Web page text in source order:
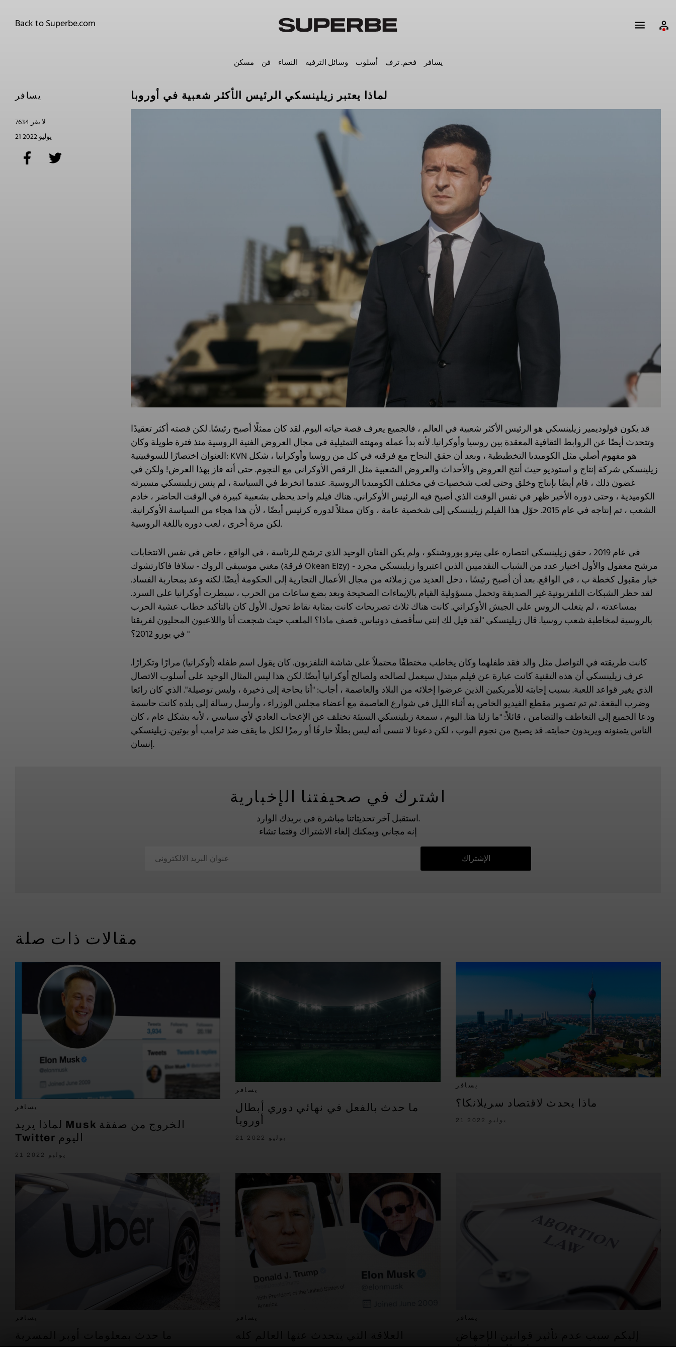
Back to Superbe.com
مسكن فن النساء وسائل الترفيه أسلوب فخم. ترف يسافر
لماذا يعتبر زيلينسكي الرئيس الأكثر شعبية في أوروبا
قد يكون فولوديمير زيلينسكي هو الرئيس الأكثر شعبية في العالم ، فالجميع يعرف قصة حياته اليوم. لقد كان ممثلًا أصبح رئيسًا. لكن قصته أكثر تعقيدًا
وتتحدث أيضًا عن الروابط الثقافية المعقدة بين روسيا وأوكرانيا. لأنه بدأ عمله ومهنته التمثيلية في مجال العروض الفنية الروسية منذ فترة طويلة وكان
العنوان اختصارًا للسوفييتية: KVN هو مفهوم أصلي مثل الكوميديا التخطيطية ، وبعد أن حقق النجاح مع فرقته في كل من روسيا وأوكرانيا ، شكل
زيلينسكي شركة إنتاج و استوديو حيث أنتج العروض والأحداث والعروض الشعبية مثل الرقص الأوكراني مع النجوم. حتى أنه فاز بهذا العرض! ولكن في
غضون ذلك ، قام أيضًا بإنتاج وخلق وحتى لعب شخصيات في مختلف الكوميديا الروسية. عندما انخرط في السياسة ، لم ينس زيلينسكي مسيرته
الكوميدية ، وحتى دوره الأخير ظهر في نفس الوقت الذي أصبح فيه الرئيس الأوكراني. هناك فيلم واحد يحظى بشعبية كبيرة في الوقت الحاضر ، خادم
الشعب ، تم إنتاجه في عام 2015. حوّل هذا الفيلم زيلينسكي إلى شخصية عامة ، وكان ممثلاً لدوره كرئيس أيضًا ، لأن هذا هجاء من السياسة الأوكرانية.
لكن مرة أخرى ، لعب دوره باللغة الروسية.
في عام 2019 ، حقق زيلينسكي انتصاره على بيترو بوروشنكو ، ولم يكن الفنان الوحيد الذي ترشح للرئاسة ، في الواقع ، خاض في نفس الانتخابات
مغني موسيقى الروك - سلافا فاكارتشوك (فرقة Okean Elzy) - مرشح معقول والأول اختيار عدد من الشباب التقدميين الذين اعتبروا زيلينسكي مجرد
خيار مقبول كخطة ب ، في الواقع. بعد أن أصبح رئيسًا ، دخل العديد من زملائه من مجال الأعمال التجارية إلى الحكومة أيضًا. لكنه وعد بمحاربة الفساد.
لقد حظر الشبكات التلفزيونية غير الصديقة وتحمل مسؤولية القيام بالإيماءات الصحيحة وبعد بضع ساعات من الحرب ، سيطرت أوكرانيا على السرد.
بمساعدته ، لم يتغلب الروس على الجيش الأوكراني. كانت هناك ثلاث تصريحات كانت بمثابة نقاط تحول. الأول كان بالتأكيد خطاب عشية الحرب
بالروسية لمخاطبة شعب روسيا. قال زيلينسكي "لقد قيل لك إنني سأقصف دونباس. قصف ماذا؟ الملعب حيث شجعت أنا واللاعبون المحليون لفريقنا
في يورو 2012؟ "
كانت طريقته في التواصل مثل والد فقد طفلهما وكان يخاطب مختطفًا محتملاً على شاشة التلفزيون. كان يقول اسم طفله (أوكرانيا) مرارًا وتكرارًا.
عرف زيلينسكي أن هذه التقنية كانت عبارة عن فيلم مبتذل سيعمل لصالحه ولصالح أوكرانيا أيضًا. لكن هذا ليس المثال الوحيد على أسلوب الاتصال
الذي يغير قواعد اللعبة. بسبب إجابته للأمريكيين الذين عرضوا إخلائه من البلاد والعاصمة ، أجاب: "أنا بحاجة إلى ذخيرة ، وليس توصيلة". الذي كان رائعا
وضرب البقعة. ثم تم تصوير مقطع الفيديو الخاص به أثناء الليل في شوارع العاصمة مع أعضاء مجلس الوزراء ، وأرسل رسالة إلى بلده كانت حاسمة
ودعا الجميع إلى التعاطف والتضامن ، قائلاً: "ما زلنا هنا. اليوم ، سمعة زيلينسكي السيئة تختلف عن الإعجاب العادي لأي سياسي ، لأنه بشكل عام ، كان
الناس يتمنونه ويريدون حمايته. قد يصبح من نجوم البوب ، لكن دعونا لا ننسى أنه ليس بطلًا خارقًا أو رمزًا لكل ما يقف ضد ترامب أو بوتين. زيلينسكي
إنسان.
يسافر
7634 لا يقر
21 يوليو 2022
اشترك في صحيفتنا الإخبارية
استقبل آخر تحديثاتنا مباشرة في بريدك الوارد.
إنه مجاني ويمكنك إلغاء الاشتراك وقتما تشاء
الإشتراك
مقالات ذات صلة
يسافر
لماذا يريد Musk الخروج من صفقة
Twitter اليوم
21 يوليو 2022
يسافر
ما حدث بالفعل في نهائي دوري أبطال
أوروبا
21 يوليو 2022
يسافر
ماذا يحدث لاقتصاد سريلانكا؟
21 يوليو 2022
يسافر يسافر يسافر
على النساء فقط